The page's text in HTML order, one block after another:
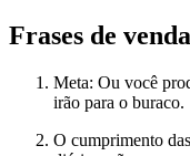
Frases de
Meta: Ou você
irão para o buraco.
O cumprimento